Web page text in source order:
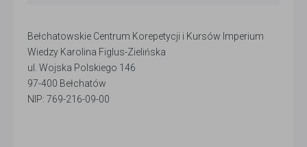
Bełchatowskie Centrum Korepetycji i Kursów Imperium
Wiedzy Karolina Figlus-Zielińska
ul. Wojska Polskiego 146
97-400 Bełchatów
NIP: 769-216-09-00